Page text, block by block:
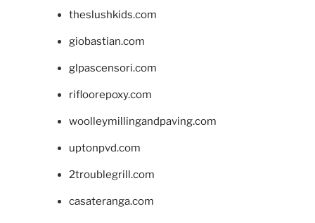
theslushkids.com
giobastian.com
glpascensori.com
rifloorepoxy.com
woolleymillingandpaving.com
uptonpvd.com
2troublegrill.com
casateranga.com